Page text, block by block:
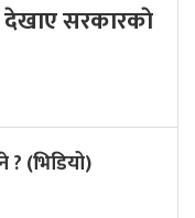
देखाए सरकारकाे
(भिडियो)